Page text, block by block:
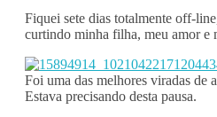
Fiquei sete dias totalmente off-line, na roça, ouvindo pássaros,
curtindo minha filha, meu amor e
Foi uma das melhores viradas de
Estava precisando desta pausa.